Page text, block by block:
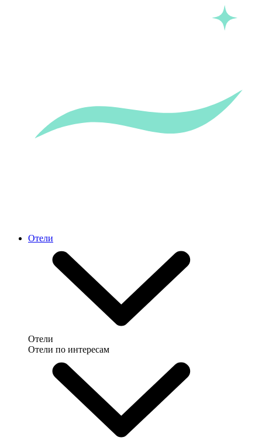
Отели
Отели
Отели по интересам